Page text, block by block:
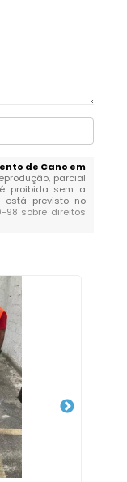
de Cano em
parcial
proibida sem a
está previsto no
98 sobre direitos